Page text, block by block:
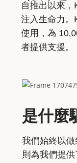
自推出以來
注入生命力。
使用，為
者提供支援。
是什麼
我們始終以
則為我們提